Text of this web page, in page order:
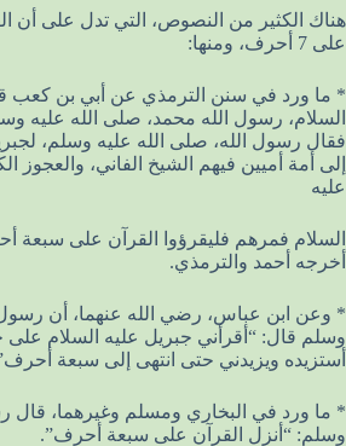
هناك الكثير من النصوص، التي تدل على أن
على 7 أحرف، ومنها:
* ما ورد في سنن الترمذي عن أبي بن كعب
السلام، رسول الله محمد، صلى الله عليه
فقال رسول الله، صلى الله عليه وسلم،
إلى أمة أميين فيهم الشيخ الفاني، والعجوز
عليه
السلام فمرهم فليقرؤوا القرآن على
أخرجه أحمد والترمذي.
* وعن ابن عباس، رضي الله عنهما، أن رسول
وسلم قال: “أقرأني جبريل عليه السلام
أستزيده ويزيدني حتى انتهى إلى سبعة
* ما ورد في البخاري ومسلم وغيرهما، قال
وسلم: “أنزل القرآن على سبعة أحرف”.